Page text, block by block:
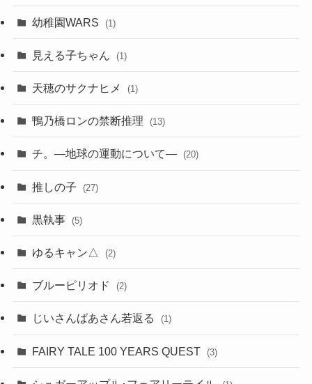
幼稚園WARS (1)
見える子ちゃん (1)
天穂のサクナヒメ (1)
鴨乃橋ロンの禁断推理 (13)
チ。―地球の運動について― (20)
推しの子 (27)
黒執事 (5)
ゆるキャン△ (2)
ブルーピリオド (2)
じいさんばあさん若返る (1)
FAIRY TALE 100 YEARS QUEST (3)